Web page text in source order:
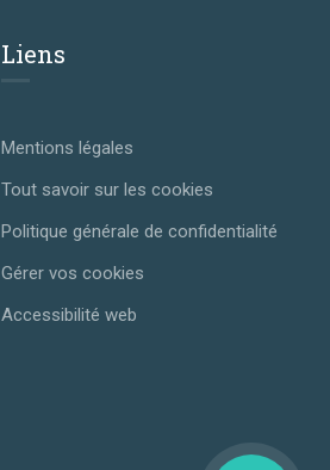
Liens
Mentions légales
Tout savoir sur les cookies
Politique générale de confidentialité
Gérer vos cookies
Accessibilité web